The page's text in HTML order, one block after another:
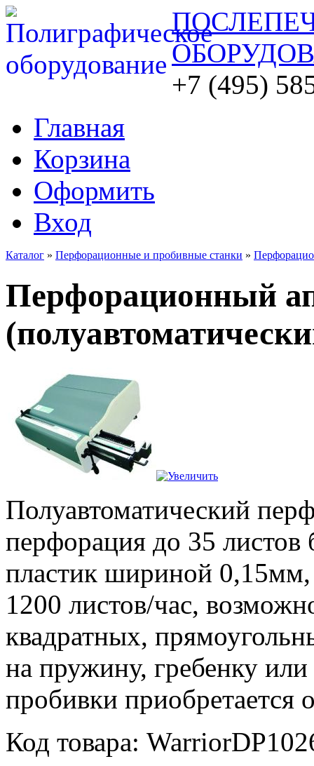
+7 (495)
Главная
Корзина
Оформить
Вход
Каталог » Перфорационные и пробивные станки »
Перфорационный
Полуавтоматический
перфорация до 35 листов
пластик шириной 0,15мм,
1200 листов/час,
квадратных,
на пружину, гребенку
пробивки приобретается
Код товара: